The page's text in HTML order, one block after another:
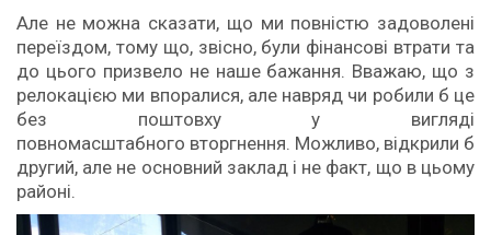
Але не можна сказати, що ми повністю задоволені
переїздом, тому що, звісно, були фінансові втрати та
до цього призвело не наше бажання. Вважаю, що з
релокацією ми впоралися, але навряд чи робили б це
без поштовху у вигляді
повномасштабного вторгнення. Можливо, відкрили б
другий, але не основний заклад і не факт, що в цьому
районі.